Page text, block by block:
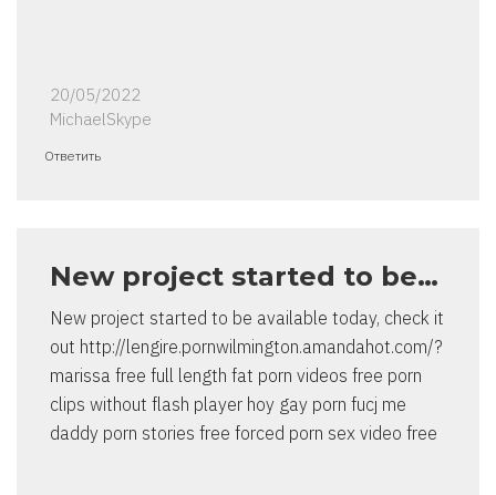
20/05/2022
MichaelSkype
Ответить
New project started to be…
New project started to be available today, check it
out http://lengire.pornwilmington.amandahot.com/?
marissa free full length fat porn videos free porn
clips without flash player hoy gay porn fucj me
daddy porn stories free forced porn sex video free